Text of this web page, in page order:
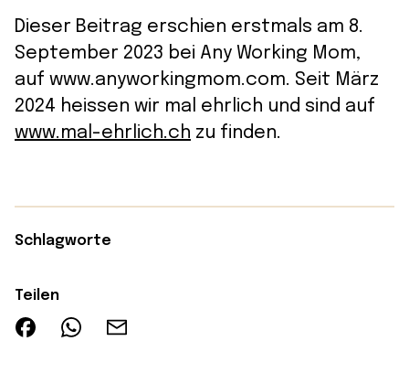
Dieser Beitrag erschien erstmals am 8.
September 2023 bei Any Working Mom,
auf www.anyworkingmom.com. Seit März
2024 heissen wir mal ehrlich und sind auf
www.mal-ehrlich.ch zu finden.
Schlagworte
Teilen